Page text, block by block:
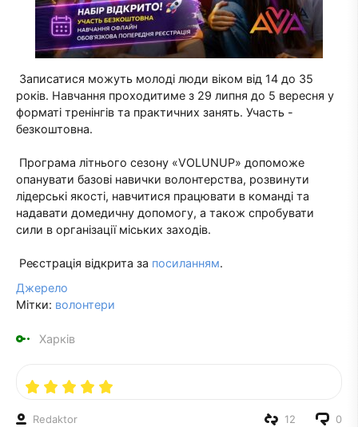
Записатися можуть молоді люди віком від 14 до 35
років. Навчання проходитиме з 29 липня до 5 вересня у
форматі тренінгів та практичних занять. Участь -
безкоштовна.
Програма літнього сезону «VOLUNUP» допоможе
опанувати базові навички волонтерства, розвинути
лідерські якості, навчитися працювати в команді та
надавати домедичну допомогу, а також спробувати
сили в організації міських заходів.
Реєстрація відкрита за посиланням.
Джерело
Мітки: волонтери
Харків
Redaktor 0
12